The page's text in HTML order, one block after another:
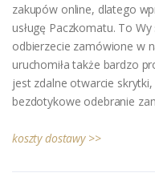
zakupów online, dlatego
usługę Paczkomatu. To
odbierzecie zamówione w
uruchomiła także bardzo
jest zdalne otwarcie
bezdotykowe odebranie
koszty dostawy >>